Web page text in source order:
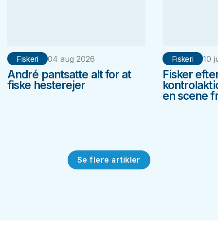
Fiskeri 04 aug 2026
André pantsatte alt for at
fiske hesterejer
Fiskeri 10
Fisker
en scene
Se flere artikler